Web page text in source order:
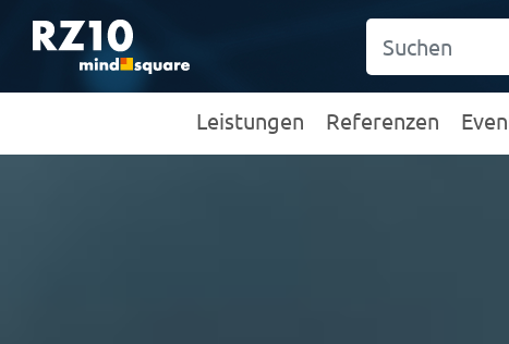
Leistungen Referenzen